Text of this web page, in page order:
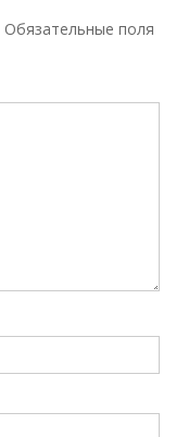
Обязательные поля